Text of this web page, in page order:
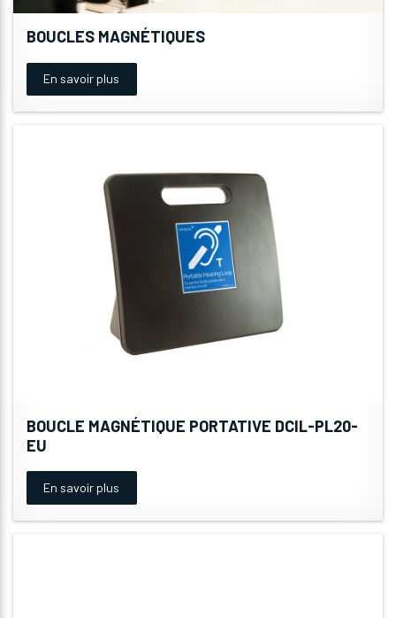
BOUCLES MAGNÉTIQUES
En savoir plus
BOUCLE MAGNÉTIQUE PORTATIVE DCIL-PL20-
EU
En savoir plus